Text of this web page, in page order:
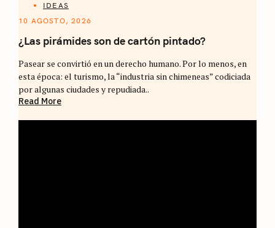
IDEAS
10 AGOSTO, 2026
¿Las pirámides son de cartón pintado?
Pasear se convirtió en un derecho humano. Por lo menos, en
esta época: el turismo, la “industria sin chimeneas” codiciada
por algunas ciudades y repudiada..
Read More